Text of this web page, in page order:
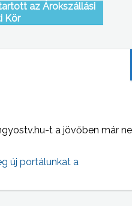
az Árokszállási
Kör
t a jövőben már
új portálunkat a